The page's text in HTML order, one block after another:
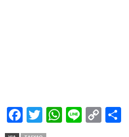
Facebook
TwitterWhatsApp
LineCopy